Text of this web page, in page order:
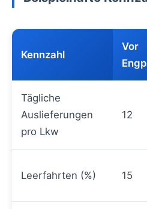
Kennzahl
Vor
Tägliche
Auslieferungen
pro Lkw
12
Leerfahrten (%) 15